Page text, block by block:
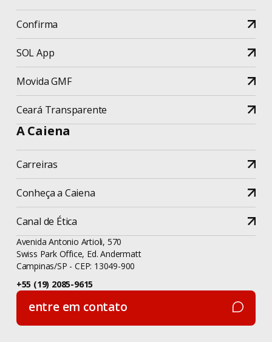
Setor Público
Tecnologia
Diversidade
Educação
Equipes de Tecnologia
Eventos
Fintechs
Gestão de Projetos
Hard Skills
Homeoffice
iF Design Award
Iniciativa Privada
Confirma
SOL App
Movida GMF
Ceará Transparente
A Caiena
Carreiras
Conheça a Caiena
Canal de Ética
Avenida Antonio Artioli, 570
Swiss Park Office, Ed. Andermatt
Campinas/SP - CEP: 13049-900
+55 (19) 2085-9615
entre em contato
entre em contato